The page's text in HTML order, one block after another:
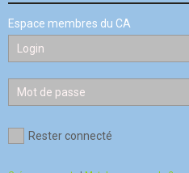
Espace membres du CA
Rester connecté